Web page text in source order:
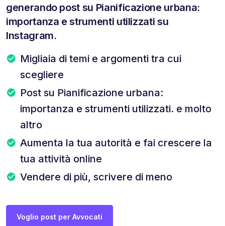
generando post su Pianificazione urbana:
importanza e strumenti utilizzati su
Instagram.
Migliaia di temi e argomenti tra cui
scegliere
Post su Pianificazione urbana:
importanza e strumenti utilizzati. e molto
altro
Aumenta la tua autorità e fai crescere la
tua attività online
Vendere di più, scrivere di meno
Voglio post per Avvocati